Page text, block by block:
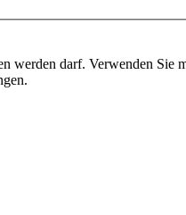
werden darf. Verwenden Sie